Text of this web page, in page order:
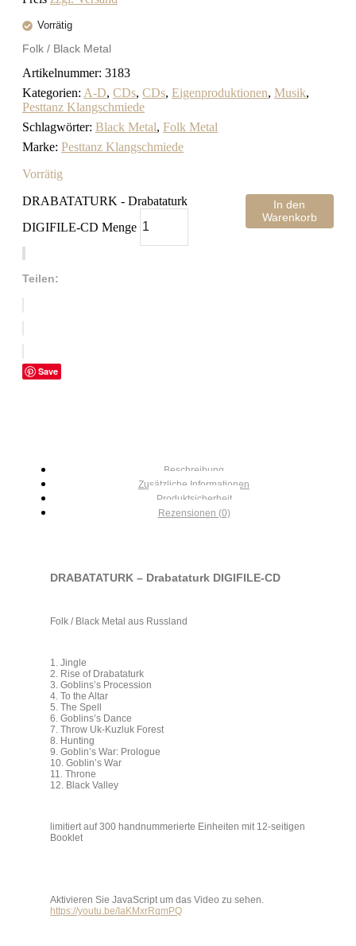
Vorrätig
Folk / Black Metal
Artikelnummer: 3183
Kategorien: A-D, CDs, CDs, Eigenproduktionen, Musik,
Pesttanz Klangschmiede
Schlagwörter: Black Metal, Folk Metal
Marke: Pesttanz Klangschmiede
Vorrätig
DRABATATURK - Drabataturk
DIGIFILE-CD Menge
In den
Warenkorb
Teilen:
Save
Beschreibung
Zusätzliche Informationen
Produktsicherheit
Rezensionen (0)
DRABATATURK – Drabataturk DIGIFILE-CD
Folk / Black Metal aus Russland
1. Jingle
2. Rise of Drabataturk
3. Goblins’s Procession
4. To the Altar
5. The Spell
6. Goblins’s Dance
7. Throw Uk-Kuzluk Forest
8. Hunting
9. Goblin’s War: Prologue
10. Goblin’s War
11. Throne
12. Black Valley
limitiert auf 300 handnummerierte Einheiten mit 12-seitigen
Booklet
Aktivieren Sie JavaScript um das Video zu sehen.
https://youtu.be/IaKMxrRqmPQ